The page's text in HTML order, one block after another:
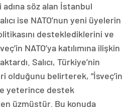
söz alan İstanbul
ise NATO’nun yeni üyelerin
desteklediklerini ve
NATO’ya katılımına ilişkin
Salıcı, Türkiye’nin
olduğunu belirterek, “İsveç’in
yeterince destek
üzmüştür. Bu konuda